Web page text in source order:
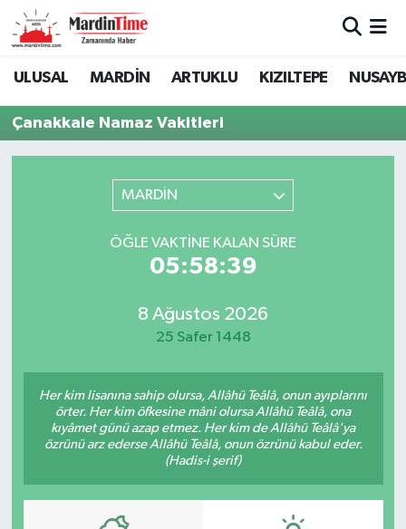
ULUSAL MARDİN ARTUKLU KIZILTEPE
Çanakkale Namaz Vakitleri
MARDİN
ÖĞLE VAKTINE KALAN SÜRE
05:58:39
8 Ağustos 2026
25 Safer 1448
Her kim lisanına sahip olursa, Allâhü Teâlâ, onun ayıplarını
örter. Her kim öfkesine mâni olursa Allâhü Teâlâ, ona
kıyâmet günü azap etmez. Her kim de Allâhü Teâlâ'ya
özrünü arz ederse Allâhü Teâlâ, onun özrünü kabul eder.
(Hadis-i şerif)
Mardin Nöbetçi Eczaneler
Mardin Hava Durumu
Mardin Namaz Vakitleri
Mardin Trafik Yoğunluk Haritası
Son Dakika Haberleri
Haber Arşivi